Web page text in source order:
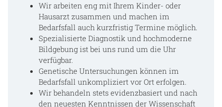
Wir arbeiten eng mit Ihrem Kinder- oder
Hausarzt zusammen und machen im
Bedarfsfall auch kurzfristig Termine möglich.
Spezialisierte Diagnostik und hochmoderne
Bildgebung ist bei uns rund um die Uhr
verfügbar.
Genetische Untersuchungen können im
Bedarfsfall unkompliziert vor Ort erfolgen.
Wir behandeln stets evidenzbasiert und nach
den neuesten Kenntnissen der Wissenschaft